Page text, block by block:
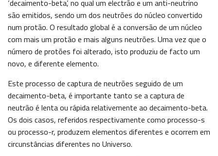
‘decaimento-beta’, no qual um electrão e um anti-neutrino
são emitidos, sendo um dos neutrões do núcleo convertido
num protão. O resultado global é a conversão de um núcleo
com mais um protão e mais alguns neutrões. Uma vez que o
número de protões foi alterado, isto produziu de facto um
novo, e diferente elemento.
Este processo de captura de neutrões seguido de um
decaimento-beta, é importante tanto se a captura de
neutrão é lenta ou rápida relativemente ao decaimento-beta.
Os dois casos, referidos respectivamente como processo-s
ou processo-r, produzem elementos diferentes e ocorrem em
circunstâncias diferentes no Universo.